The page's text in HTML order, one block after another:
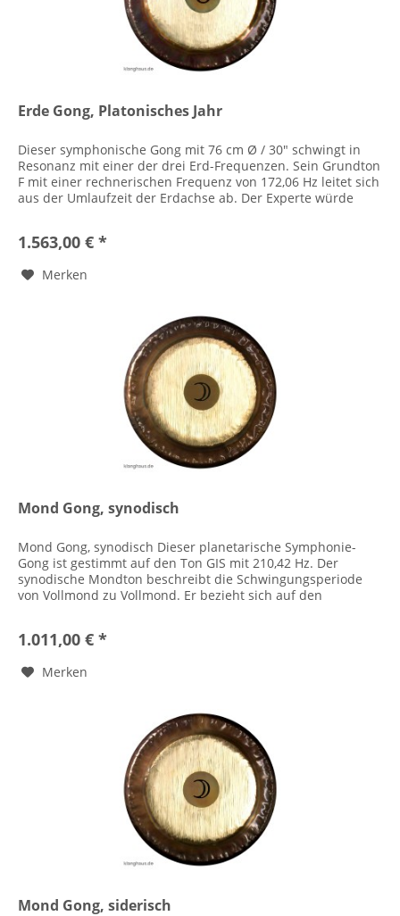
Erde Gong, Platonisches Jahr
Dieser symphonische Gong mit 76 cm Ø / 30" schwingt in
Resonanz mit einer der drei Erd-Frequenzen. Sein Grundton
F mit einer rechnerischen Frequenz von 172,06 Hz leitet sich
aus der Umlaufzeit der Erdachse ab. Der Experte würde
1.563,00 € *
Merken
Mond Gong, synodisch
Mond Gong, synodisch Dieser planetarische Symphonie-
Gong ist gestimmt auf den Ton GIS mit 210,42 Hz. Der
synodische Mondton beschreibt die Schwingungsperiode
von Vollmond zu Vollmond. Er bezieht sich auf den
1.011,00 € *
Merken
Mond Gong, siderisch